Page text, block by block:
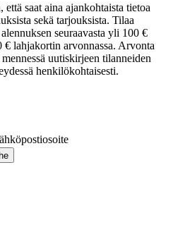
saat aina ajankohtaista tietoa
sekä tarjouksista. Tilaa
seuraavasta yli 100 €
€ lahjakortin arvonnassa. Arvonta
uutiskirjeen tilanneiden
henkilökohtaisesti.